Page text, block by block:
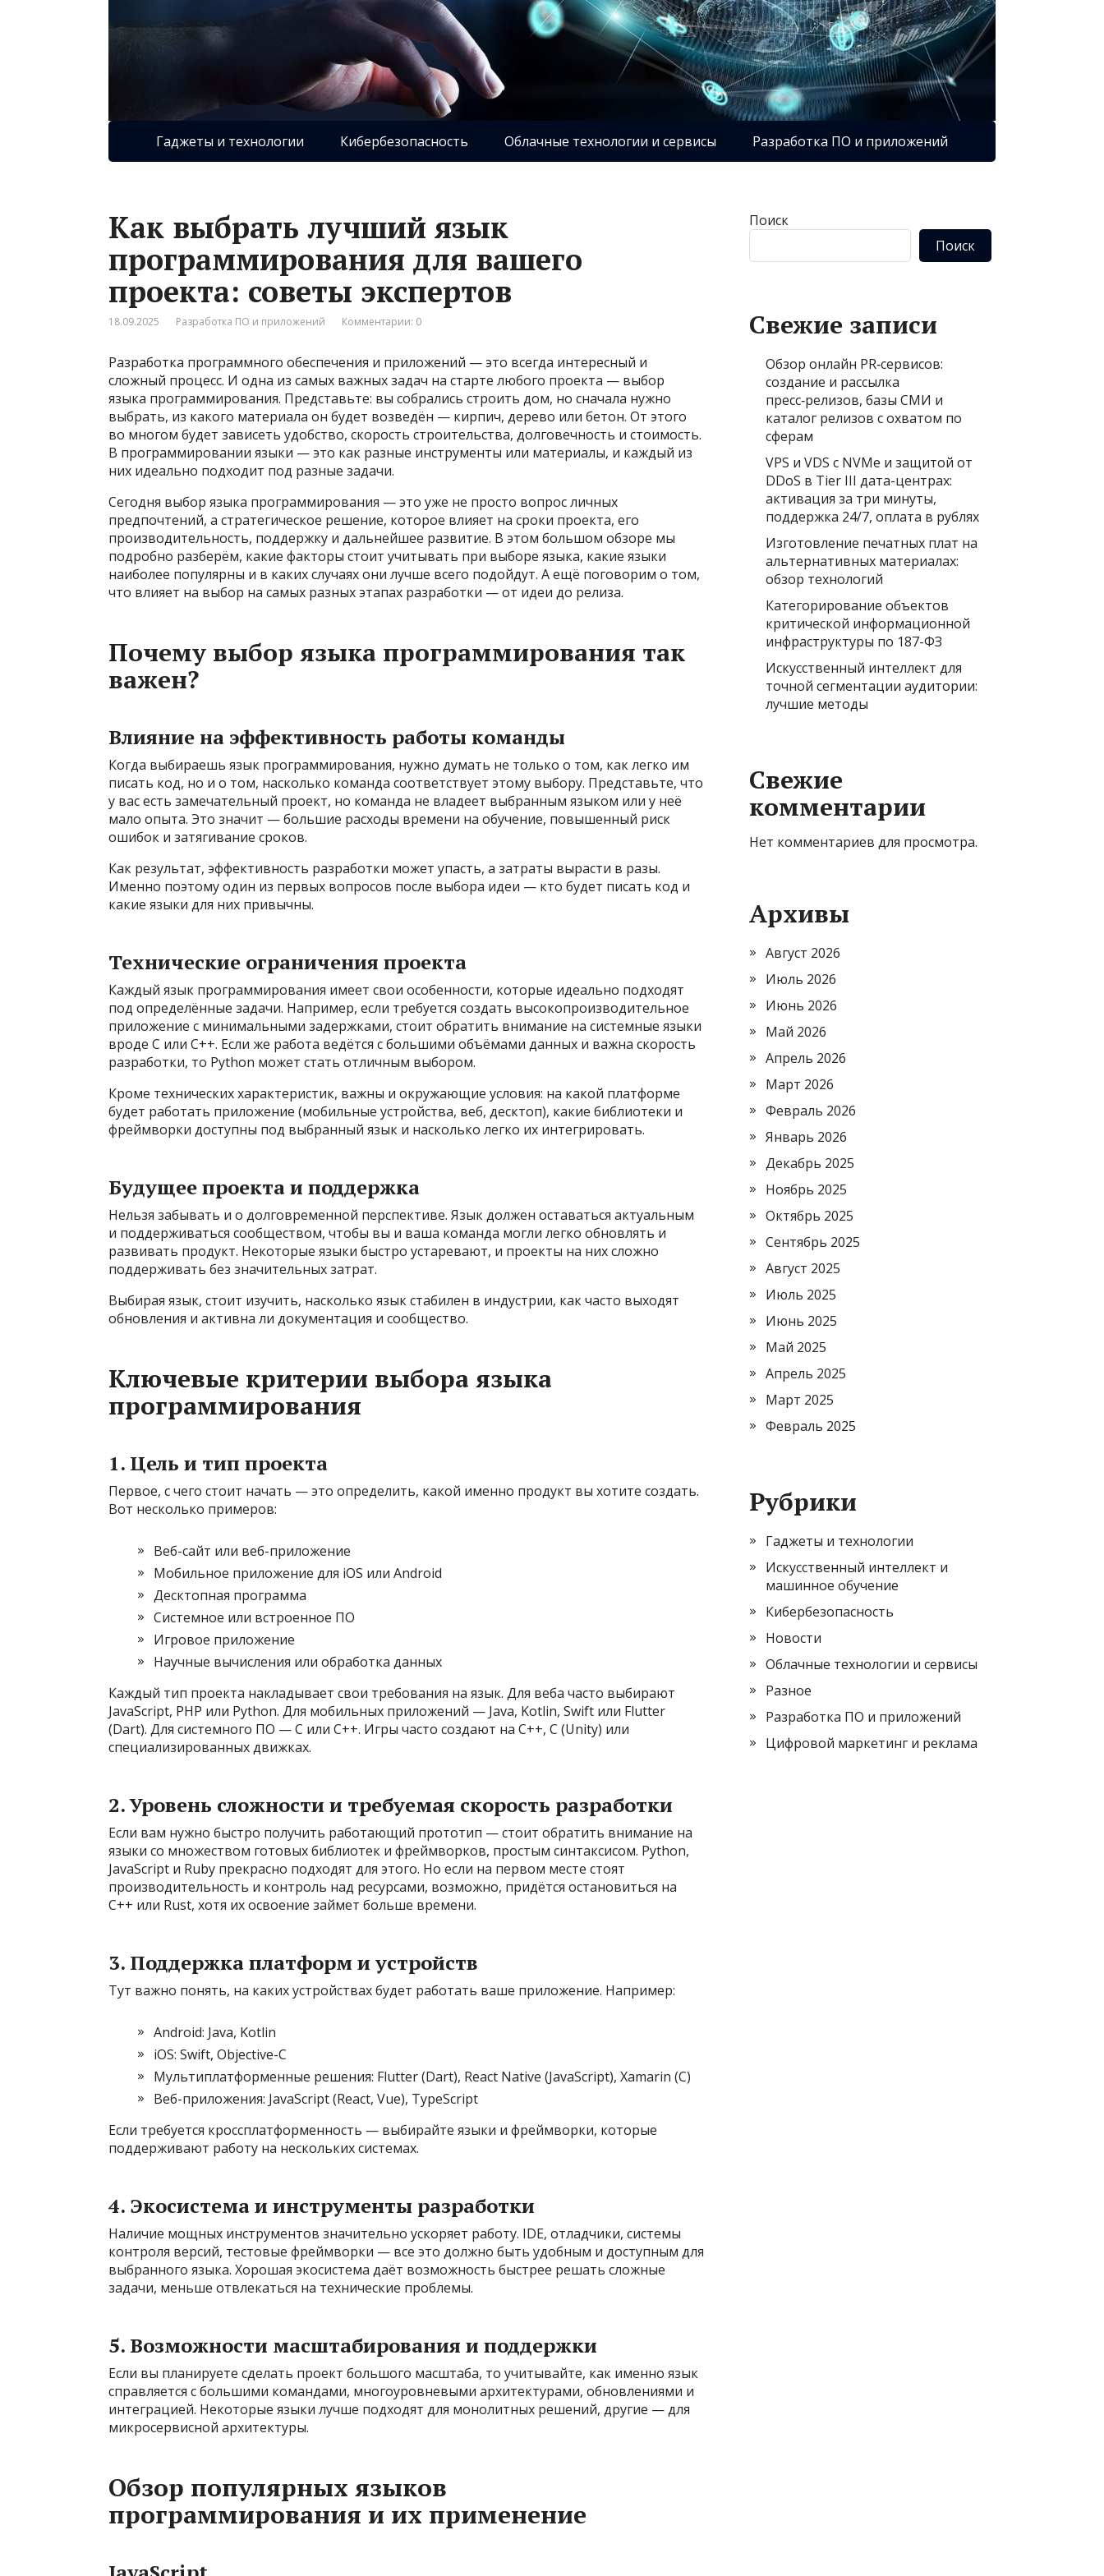
Гаджеты и технологии Кибербезопасность Облачные технологии и сервисы Разработка ПО и приложений
Как выбрать лучший язык
программирования для вашего
проекта: советы экспертов
18.09.2025 Разработка ПО и приложений Комментарии: 0
Разработка программного обеспечения и приложений — это всегда интересный и
сложный процесс. И одна из самых важных задач на старте любого проекта — выбор
языка программирования. Представьте: вы собрались строить дом, но сначала нужно
выбрать, из какого материала он будет возведён — кирпич, дерево или бетон. От этого
во многом будет зависеть удобство, скорость строительства, долговечность и стоимость.
В программировании языки — это как разные инструменты или материалы, и каждый из
них идеально подходит под разные задачи.
Сегодня выбор языка программирования — это уже не просто вопрос личных
предпочтений, а стратегическое решение, которое влияет на сроки проекта, его
производительность, поддержку и дальнейшее развитие. В этом большом обзоре мы
подробно разберём, какие факторы стоит учитывать при выборе языка, какие языки
наиболее популярны и в каких случаях они лучше всего подойдут. А ещё поговорим о том,
что влияет на выбор на самых разных этапах разработки — от идеи до релиза.
Почему выбор языка программирования так
важен?
Влияние на эффективность работы команды
Когда выбираешь язык программирования, нужно думать не только о том, как легко им
писать код, но и о том, насколько команда соответствует этому выбору. Представьте, что
у вас есть замечательный проект, но команда не владеет выбранным языком или у неё
мало опыта. Это значит — большие расходы времени на обучение, повышенный риск
ошибок и затягивание сроков.
Как результат, эффективность разработки может упасть, а затраты вырасти в разы.
Именно поэтому один из первых вопросов после выбора идеи — кто будет писать код и
какие языки для них привычны.
Технические ограничения проекта
Каждый язык программирования имеет свои особенности, которые идеально подходят
под определённые задачи. Например, если требуется создать высокопроизводительное
приложение с минимальными задержками, стоит обратить внимание на системные языки
вроде C или C++. Если же работа ведётся с большими объёмами данных и важна скорость
разработки, то Python может стать отличным выбором.
Кроме технических характеристик, важны и окружающие условия: на какой платформе
будет работать приложение (мобильные устройства, веб, десктоп), какие библиотеки и
фреймворки доступны под выбранный язык и насколько легко их интегрировать.
Будущее проекта и поддержка
Нельзя забывать и о долговременной перспективе. Язык должен оставаться актуальным
и поддерживаться сообществом, чтобы вы и ваша команда могли легко обновлять и
развивать продукт. Некоторые языки быстро устаревают, и проекты на них сложно
поддерживать без значительных затрат.
Выбирая язык, стоит изучить, насколько язык стабилен в индустрии, как часто выходят
обновления и активна ли документация и сообщество.
Ключевые критерии выбора языка
программирования
1. Цель и тип проекта
Первое, с чего стоит начать — это определить, какой именно продукт вы хотите создать.
Вот несколько примеров:
Веб-сайт или веб-приложение
Мобильное приложение для iOS или Android
Десктопная программа
Системное или встроенное ПО
Игровое приложение
Научные вычисления или обработка данных
Каждый тип проекта накладывает свои требования на язык. Для веба часто выбирают
JavaScript, PHP или Python. Для мобильных приложений — Java, Kotlin, Swift или Flutter
(Dart). Для системного ПО — C или C++. Игры часто создают на C++, C (Unity) или
специализированных движках.
2. Уровень сложности и требуемая скорость разработки
Если вам нужно быстро получить работающий прототип — стоит обратить внимание на
языки со множеством готовых библиотек и фреймворков, простым синтаксисом. Python,
JavaScript и Ruby прекрасно подходят для этого. Но если на первом месте стоят
производительность и контроль над ресурсами, возможно, придётся остановиться на
C++ или Rust, хотя их освоение займет больше времени.
3. Поддержка платформ и устройств
Тут важно понять, на каких устройствах будет работать ваше приложение. Например:
Android: Java, Kotlin
iOS: Swift, Objective-C
Мультиплатформенные решения: Flutter (Dart), React Native (JavaScript), Xamarin (C)
Веб-приложения: JavaScript (React, Vue), TypeScript
Если требуется кроссплатформенность — выбирайте языки и фреймворки, которые
поддерживают работу на нескольких системах.
4. Экосистема и инструменты разработки
Наличие мощных инструментов значительно ускоряет работу. IDE, отладчики, системы
контроля версий, тестовые фреймворки — все это должно быть удобным и доступным для
выбранного языка. Хорошая экосистема даёт возможность быстрее решать сложные
задачи, меньше отвлекаться на технические проблемы.
5. Возможности масштабирования и поддержки
Если вы планируете сделать проект большого масштаба, то учитывайте, как именно язык
справляется с большими командами, многоуровневыми архитектурами, обновлениями и
интеграцией. Некоторые языки лучше подходят для монолитных решений, другие — для
микросервисной архитектуры.
Обзор популярных языков
программирования и их применение
Поиск
Поиск
Свежие записи
Обзор онлайн PR‑сервисов:
создание и рассылка
пресс‑релизов, базы СМИ и
каталог релизов с охватом по
сферам
VPS и VDS с NVMe и защитой от
DDoS в Tier III дата-центрах:
активация за три минуты,
поддержка 24/7, оплата в рублях
Изготовление печатных плат на
альтернативных материалах:
обзор технологий
Категорирование объектов
критической информационной
инфраструктуры по 187-ФЗ
Искусственный интеллект для
точной сегментации аудитории:
лучшие методы
Свежие
комментарии
Нет комментариев для просмотра.
Архивы
Август 2026
Июль 2026
Июнь 2026
Май 2026
Апрель 2026
Март 2026
Февраль 2026
Январь 2026
Декабрь 2025
Ноябрь 2025
Октябрь 2025
Сентябрь 2025
Август 2025
Июль 2025
Июнь 2025
Май 2025
Апрель 2025
Март 2025
Февраль 2025
Рубрики
Гаджеты и технологии
Искусственный интеллект и
машинное обучение
Кибербезопасность
Новости
Облачные технологии и сервисы
Разное
Разработка ПО и приложений
Цифровой маркетинг и реклама